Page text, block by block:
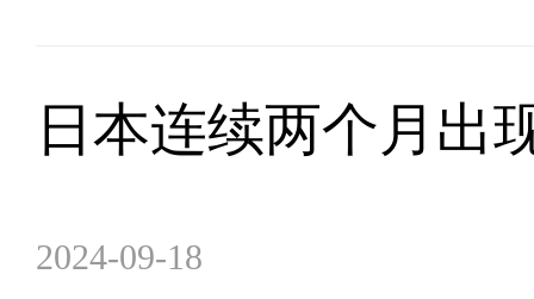
日本连续两个月出
2024-09-18